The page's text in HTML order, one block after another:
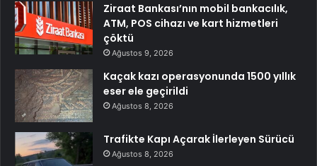
Ziraat Bankası’nın mobil bankacılık,
ATM, POS cihazı ve kart hizmetleri
çöktü
Ağustos 9, 2026
Kaçak kazı operasyonunda 1500 yıllık
eser ele geçirildi
Ağustos 8, 2026
Trafikte Kapı Açarak İlerleyen Sürücü
Ağustos 8, 2026